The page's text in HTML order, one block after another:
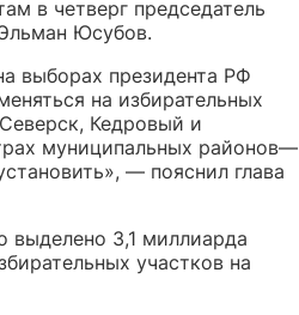
в четверг председатель
Юсубов.
выборах президента РФ
на избирательных
Кедровый и
муниципальных районов—
— пояснил глава
выделено 3,1 миллиарда
участков на